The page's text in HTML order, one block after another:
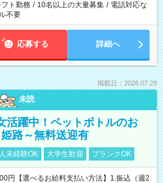
フト勤務 / 10名以上の大量募集 / 電話対応な
不要
応募する 詳細へ
掲載日：2026.07.29
未読
活躍中！ペットボトルのお
路～無料送迎有
未経験OK 大学生歓迎 ブランクOK
円【選べるお給料支払い方法】1.振込（週2